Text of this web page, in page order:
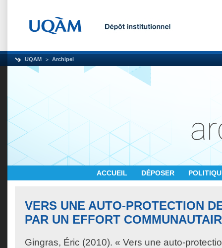
UQAM Archipel
ACCUEIL DÉPOSER
VERS UNE AUTO-PROTECTION
PAR UN EFFORT
Gingras, Éric (2010). « Vers une auto-